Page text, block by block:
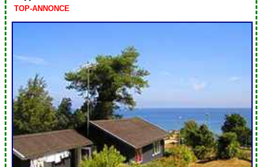
TOP-ANNONCE